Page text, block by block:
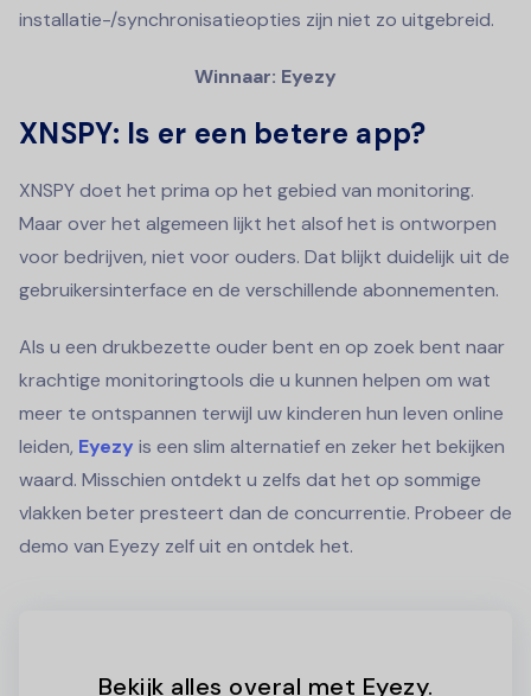
installatie-/synchronisatieopties zijn niet zo uitgebreid.
Winnaar: Eyezy
XNSPY: Is er een betere app?
XNSPY doet het prima op het gebied van monitoring.
Maar over het algemeen lijkt het alsof het is ontworpen
voor bedrijven, niet voor ouders. Dat blijkt duidelijk uit de
gebruikersinterface en de verschillende abonnementen.
Als u een drukbezette ouder bent en op zoek bent naar
krachtige monitoringtools die u kunnen helpen om wat
meer te ontspannen terwijl uw kinderen hun leven online
leiden, Eyezy is een slim alternatief en zeker het bekijken
waard. Misschien ontdekt u zelfs dat het op sommige
vlakken beter presteert dan de concurrentie. Probeer de
demo van Eyezy zelf uit en ontdek het.
Bekijk alles overal met Eyezy.